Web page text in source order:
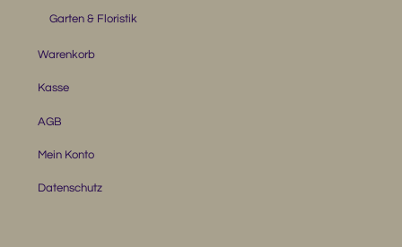
Garten & Floristik
Warenkorb
Kasse
AGB
Mein Konto
Datenschutz